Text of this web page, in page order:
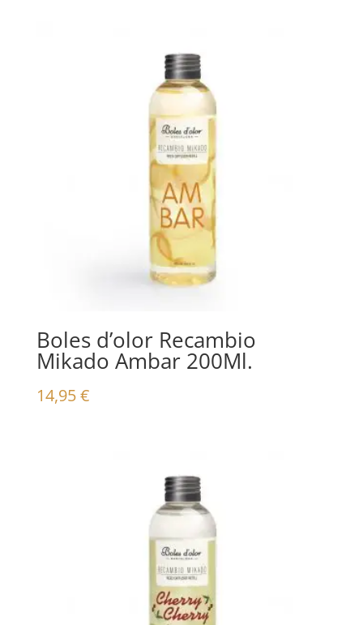
Boles d’olor Recambio
Mikado Ambar 200Ml.
14,95€